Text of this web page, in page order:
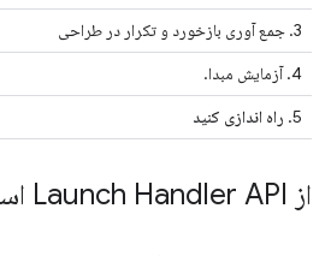
3. جمع آوری بازخورد و تکرار در طراحی
4. آزمایش مبدا.
5. راه اندازی کنید
از Launch Handler API استفاده کنید